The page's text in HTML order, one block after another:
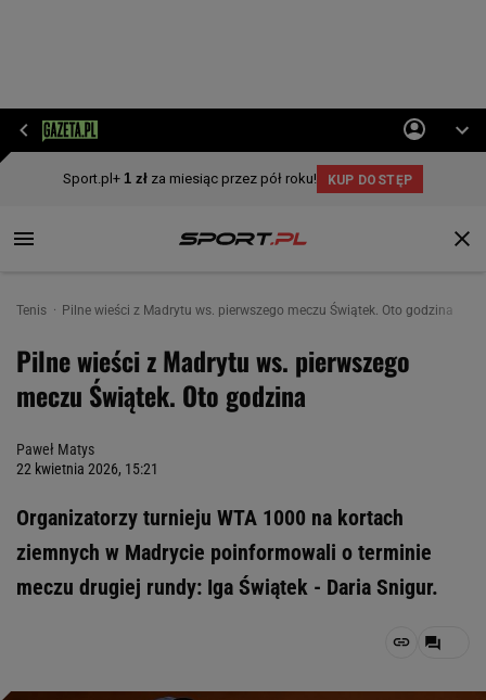
Tenis Pilne wieści z Madrytu ws. pierwszego meczu Świątek. Oto godzina
Pilne wieści z Madrytu ws. pierwszego
meczu Świątek. Oto godzina
Paweł Matys
22 kwietnia 2026, 15:21
Organizatorzy turnieju WTA 1000 na kortach
ziemnych w Madrycie poinformowali o terminie
meczu drugiej rundy: Iga Świątek - Daria Snigur.